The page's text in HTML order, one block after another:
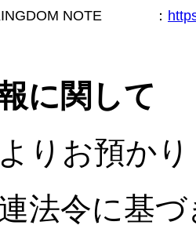
NOTE
：
に関して
りお預か
法令に基